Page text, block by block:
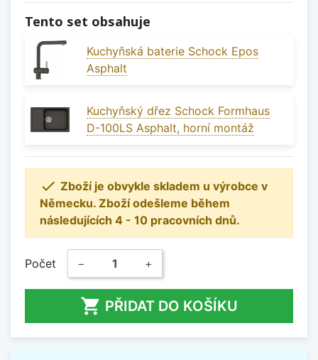
Tento set obsahuje
Kuchyňská baterie Schock Epos
Asphalt
Kuchyňský dřez Schock Formhaus
D-100LS Asphalt, horní montáž
 Zboží je obvykle skladem u výrobce v
Německu. Zboží odešleme během
následujících 4 - 10 pracovních dnů.
Počet − +
 PŘIDAT DO KOŠÍKU